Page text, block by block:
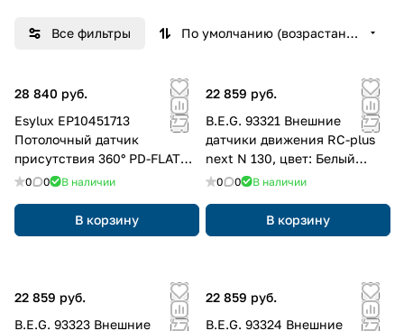
Все фильтры По умолчанию (возрастание)
28 840 руб.
Esylux EP10451713
Потолочный датчик
присутствия 360° PD-FLAT
360i/8 SQUARE WHITE KNX,
к RAL 9010
0 0 В наличии
В корзину
22 859 руб.
B.E.G. 93321 Внешние
датчики движения RC-plus
next N 130, цвет: Белый
матовый, похожий RAL9010
0 0 В наличии
В корзину
22 859 руб.
B.E.G. 93323 Внешние
22 859 руб.
B.E.G. 93324 Внешние